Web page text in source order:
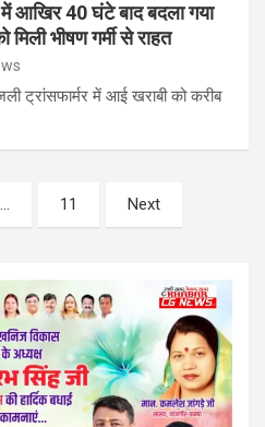
आखिर 40 घंटे बाद बदला गया
मिली भीषण गर्मी से राहत
ट्रांसफार्मर में आई खराबी को करीब
… 11 Next